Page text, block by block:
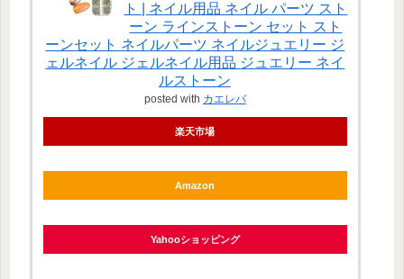
ト | ネイル用品 ネイル パーツ スト
ーン ラインストーン セット スト
ーンセット ネイルパーツ ネイルジュエリー ジ
ェルネイル ジェルネイル用品 ジュエリー ネイ
ルストーン
posted with カエレバ
楽天市場
Amazon
Yahooショッピング